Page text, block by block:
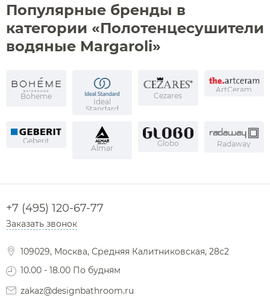
Популярные бренды в
категории «Полотенцесушители
водяные Margaroli»
Boheme
Ideal
Standard
Cezares
ArtCeram
Geberit
Almar
Globo Radaway
+7 (495) 120-67-77
Заказать звонок
109029, Москва, Средняя Калитниковская, 28с2
10.00 - 18.00 По будням
zakaz@designbathroom.ru